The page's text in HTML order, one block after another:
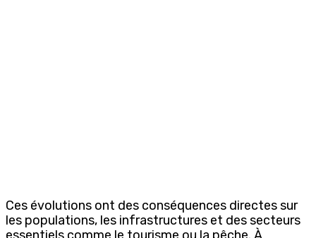
Ces évolutions ont des conséquences directes sur
les populations, les infrastructures et des secteurs